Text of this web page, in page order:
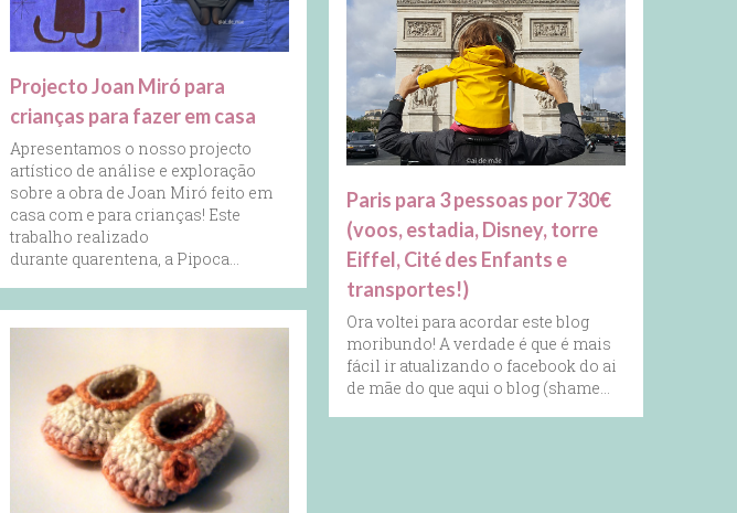
Projecto Joan Miró para
crianças para fazer em casa
Apresentamos o nosso projecto
artístico de análise e exploração
sobre a obra de Joan Miró feito em
casa com e para crianças! Este
trabalho realizado
durante quarentena, a Pipoca…
Paris para 3 pessoas por 730€
(voos, estadia, Disney, torre
Eiffel, Cité des Enfants e
transportes!)
Ora voltei para acordar este blog
moribundo! A verdade é que é mais
fácil ir atualizando o facebook do ai
de mãe do que aqui o blog (shame…